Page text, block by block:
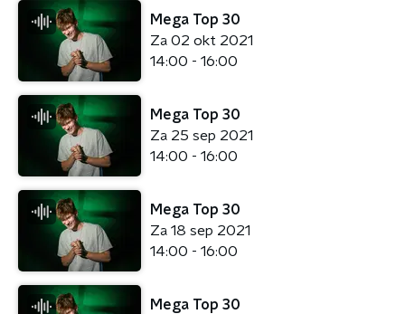
Mega Top 30
Za 02 okt 2021
14:00 - 16:00
Mega Top 30
Za 25 sep 2021
14:00 - 16:00
Mega Top 30
Za 18 sep 2021
14:00 - 16:00
Mega Top 30